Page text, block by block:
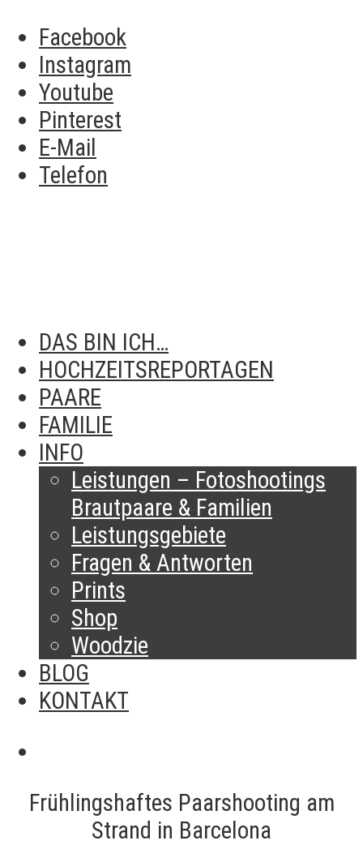
Facebook
Instagram
Youtube
Pinterest
E-Mail
Telefon
DAS BIN ICH…
HOCHZEITSREPORTAGEN
PAARE
FAMILIE
INFO
Leistungen – Fotoshootings
Brautpaare & Familien​
Leistungsgebiete
Fragen & Antworten
Prints
Shop
Woodzie
BLOG
KONTAKT
Frühlingshaftes Paarshooting am
Strand in Barcelona